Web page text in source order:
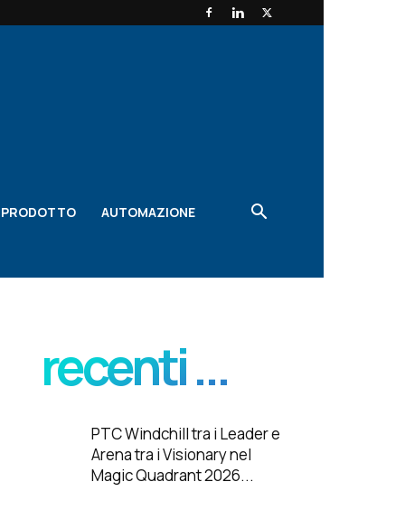
AUTOMAZIONE
recenti ...
PTC Windchill tra i Leader e
Arena tra i Visionary nel
Magic Quadrant 2026...